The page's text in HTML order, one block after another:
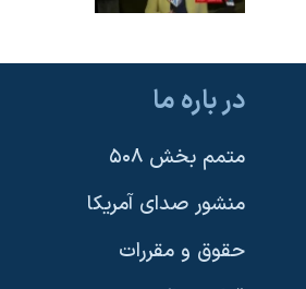
در باره ما
متمم بخش ۵۰۸
منشور صدای آمریکا
حقوق و مقررات